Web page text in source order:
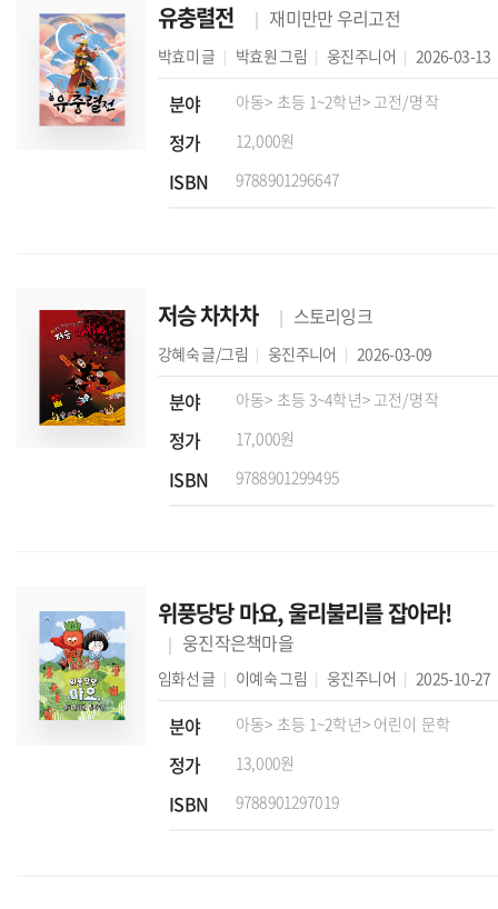
유충렬전 재미만만 우리고전
박효미 글 박효원그림 웅진주니어 2026-03-13
분야 아동> 초등 1~2학년> 고전/명작
정가 12,000원
ISBN 9788901296647
저승 차차차 스토리잉크
강혜숙글/그림 웅진주니어 2026-03-09
분야 아동> 초등 3~4학년> 고전/명작
정가 17,000원
ISBN 9788901299495
위풍당당 마요, 울리불리를 잡아라!
웅진작은책마을
임화선 글 이예숙그림 웅진주니어 2025-10-27
분야 아동> 초등 1~2학년> 어린이 문학
정가 13,000원
ISBN 9788901297019